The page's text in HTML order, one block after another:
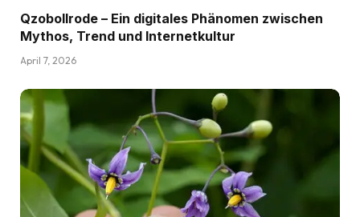
Qzobollrode – Ein digitales Phänomen zwischen
Mythos, Trend und Internetkultur
April 7, 2026